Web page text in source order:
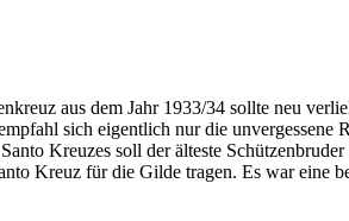
aus dem Jahr 1933/34 sollte neu
sich eigentlich nur die
Kreuzes soll der älteste
Kreuz für die Gilde tragen. Es war eine